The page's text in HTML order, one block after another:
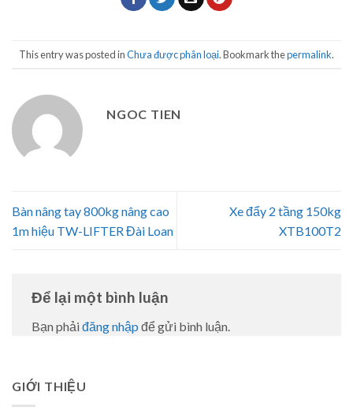
This entry was posted inChưa được phân loại. Bookmark thepermalink.
NGOC TIEN
Bàn nâng tay 800kg nâng cao
1m hiệu TW-LIFTER Đài Loan
Xe đẩy 2 tầng 150kg
XTB100T2
Để lại một bình luận
Bạn phải đăng nhập để gửi bình luận.
GIỚI THIỆU